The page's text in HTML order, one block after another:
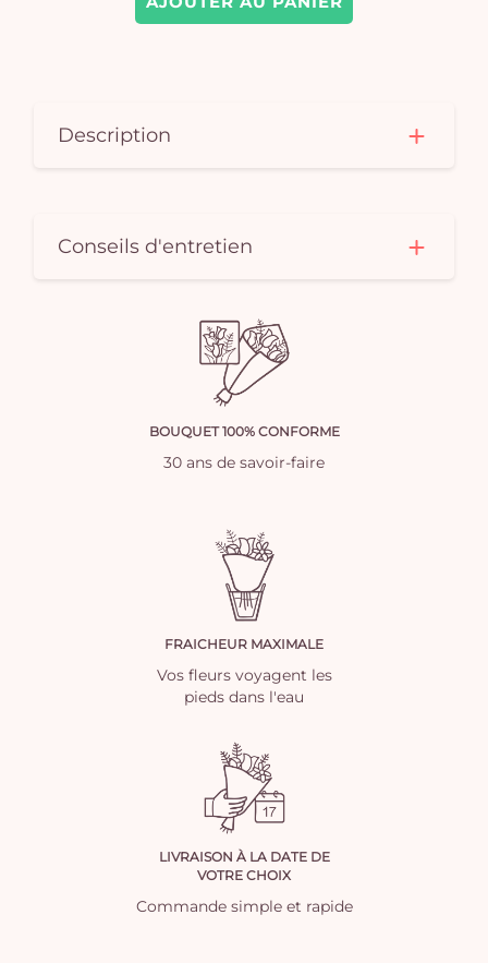
Description
Conseils d'entretien
BOUQUET 100% CONFORME
30 ans de savoir-faire
FRAICHEUR MAXIMALE
Vos fleurs voyagent les
pieds dans l'eau
LIVRAISON À LA DATE DE
VOTRE CHOIX
Commande simple et rapide